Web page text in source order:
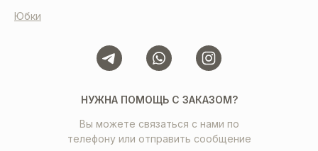
НУЖНА ПОМОЩЬ С ЗАКАЗОМ?
Вы можете связаться с нами по
телефону или отправить сообщение
Юбки